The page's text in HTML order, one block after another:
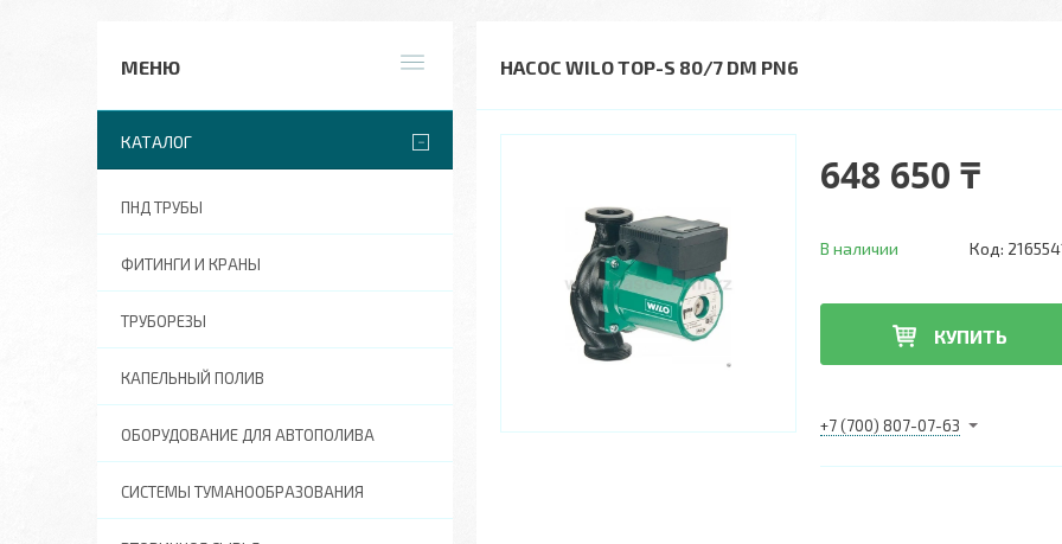
НАСОС WILO TOP-S 80/7 DM PN6
648 650 ₸
В наличии Код:
КУПИТЬ
+7 (700) 807-07-63
КАТАЛОГ
ПНД ТРУБЫ
ФИТИНГИ И КРАНЫ
ТРУБОРЕЗЫ
КАПЕЛЬНЫЙ ПОЛИВ
ОБОРУДОВАНИЕ ДЛЯ АВТОПОЛИВА
СИСТЕМЫ ТУМАНООБРАЗОВАНИЯ